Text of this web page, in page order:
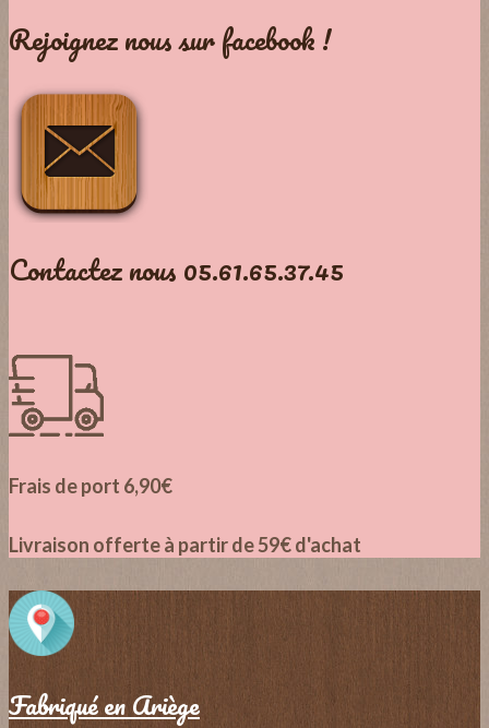
Rejoignez nous sur facebook !
Contactez nous 05.61.65.37.45
Frais de port 6,90€
Livraison offerte à partir de 59€ d'achat
Fabriqué en Ariège